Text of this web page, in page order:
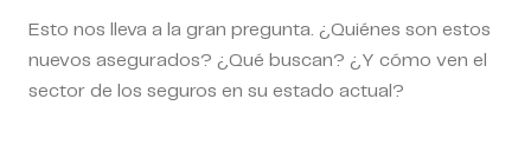
Esto nos lleva a la gran pregunta. ¿Quiénes son estos
nuevos asegurados? ¿Qué buscan? ¿Y cómo ven el
sector de los seguros en su estado actual?